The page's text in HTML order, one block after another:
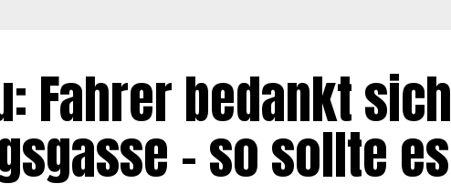
Fahrer bedankt sich
– so sollte es